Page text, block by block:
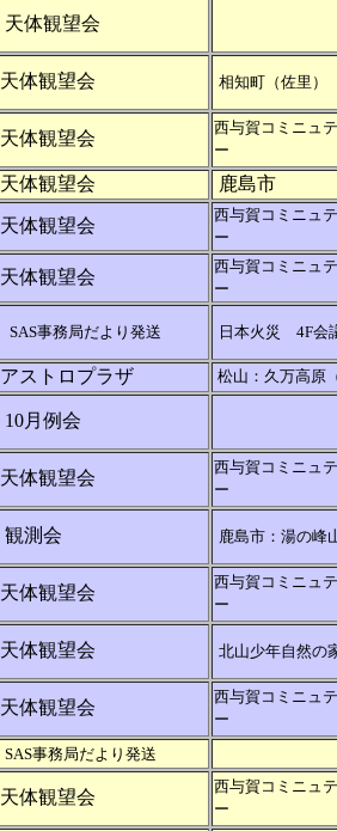
天体観望会
天体観望会 相知町（佐里）
天体観望会
西与賀コミニュ
ー
天体観望会 鹿島市
天体観望会
西与賀コミニュ
ー
天体観望会
西与賀コミニュ
ー
SAS事務局だより発送 日本火災 4F会
アストロプラザ 松山：久万高原
10月例会
天体観望会
西与賀コミニュ
ー
観測会 鹿島市：湯の峰
天体観望会
西与賀コミニュ
ー
天体観望会 北山少年自然の
天体観望会
西与賀コミニュ
ー
SAS事務局だより発送
天体観望会
西与賀コミニュ
ー